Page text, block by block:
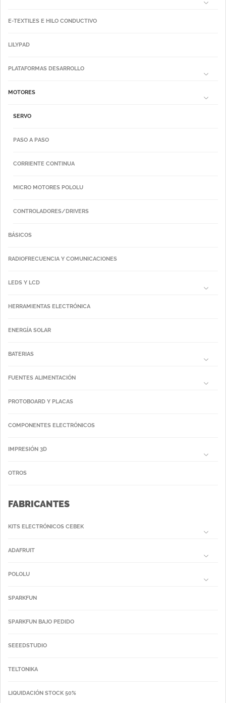
E-TEXTILES E HILO CONDUCTIVO
LILYPAD
PLATAFORMAS DESARROLLO
MOTORES
SERVO
PASO A PASO
CORRIENTE CONTINUA
MICRO MOTORES POLOLU
CONTROLADORES/DRIVERS
BÁSICOS
RADIOFRECUENCIA Y COMUNICACIONES
LEDS Y LCD
HERRAMIENTAS ELECTRÓNICA
ENERGÍA SOLAR
BATERIAS
FUENTES ALIMENTACIÓN
PROTOBOARD Y PLACAS
COMPONENTES ELECTRÓNICOS
IMPRESIÓN 3D
OTROS
FABRICANTES
KITS ELECTRÓNICOS CEBEK
ADAFRUIT
POLOLU
SPARKFUN
SPARKFUN BAJO PEDIDO
SEEEDSTUDIO
TELTONIKA
LIQUIDACIÓN STOCK 50%